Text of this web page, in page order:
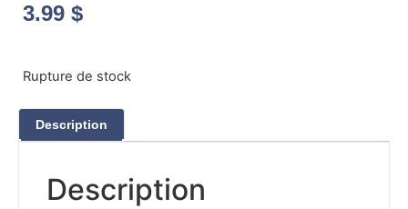
3.99 $
Rupture de stock
Description
Description